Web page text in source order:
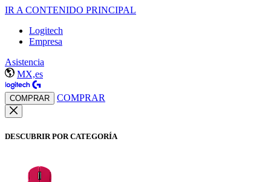
IR A CONTENIDO PRINCIPAL
Logitech
Empresa
Asistencia
MX,es
COMPRAR COMPRAR
DESCUBRIR POR CATEGORÍA